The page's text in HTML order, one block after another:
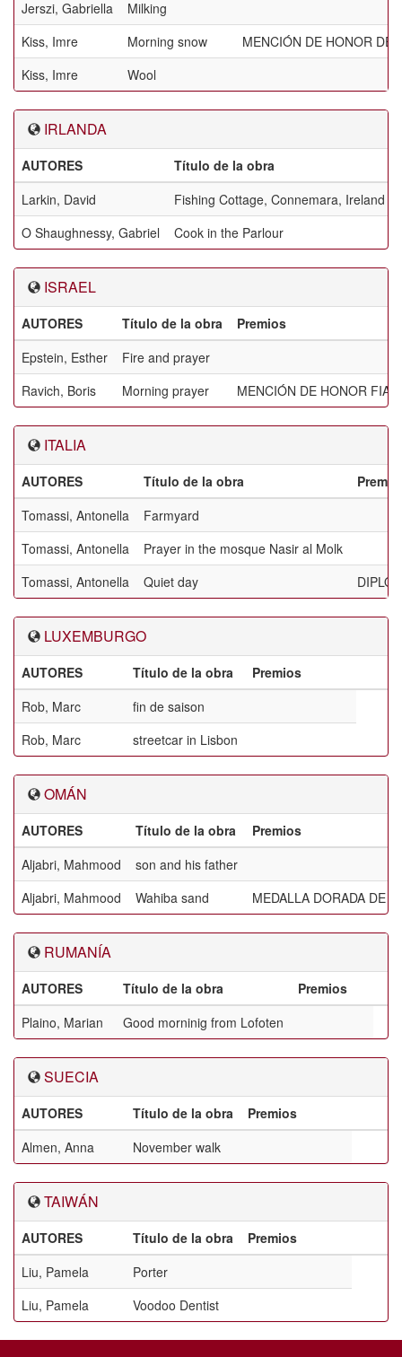
Jerszi, Gabriella
Milking
Kiss, Imre
Morning snow
MENCIÓN DE HONOR DE
Kiss, Imre
Wool
IRLANDA
AUTORES Título de la obra
Larkin, David
Fishing Cottage, Connemara, Ireland
O Shaughnessy, Gabriel
Cook in the Parlour
ISRAEL
AUTORES Título de la obra
Premios
Epstein, Esther
Fire and prayer
Ravich, Boris
Morning prayer MENCIÓN DE HONOR FIAP
ITALIA
AUTORES Título de la obra
Tomassi, Antonella
Farmyard
Tomassi, Antonella
Prayer in the mosque Nasir al Molk
Tomassi, Antonella
Quiet day
LUXEMBURGO
AUTORES Título de la obra
Premios
Rob, Marc
fin de saison
Rob, Marc
streetcar in Lisbon
OMÁN
AUTORES Título de la obra
Premios
Aljabri, Mahmood
son and his father
Aljabri, Mahmood
Wahiba sand MEDALLA DORADA DE
RUMANÍA
AUTORES Título de la obra
Premios
Plaino, Marian
Good morninig from Lofoten
SUECIA
AUTORES Título de la obra
Premios
Almen, Anna
November walk
TAIWÁN
AUTORES Título de la obra
Premios
Liu, Pamela
Porter
Liu, Pamela
Voodoo Dentist